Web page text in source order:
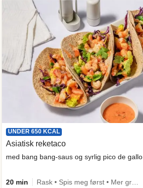
UNDER 650 KCAL
Asiatisk reketaco
med bang bang-saus og syrlig pico de gallo
20 min